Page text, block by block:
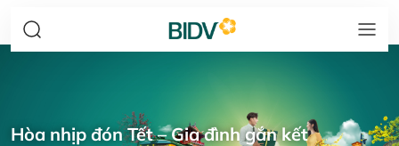
Hòa nhịp đón Tết – Gia đình gắn kết